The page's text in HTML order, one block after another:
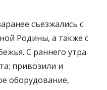
съезжались с
Родины, а также с
С раннего утра
привозили и
оборудование,